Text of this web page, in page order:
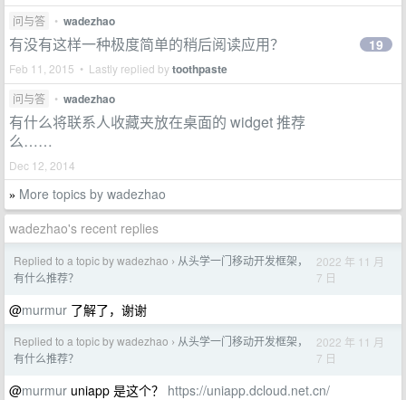
问与答 • wadezhao
有没有这样一种极度简单的稍后阅读应用？
Feb 11, 2015 • Lastly replied bytoothpaste
19
问与答 • wadezhao
有什么将联系人收藏夹放在桌面的 widget 推荐
么……
Dec 12, 2014
» More topics by wadezhao
wadezhao's recent replies
Replied to a topic by wadezhao › 从头学一门移动开发框架，
有什么推荐？
2022 年 11 月
7 日
@murmur 了解了，谢谢
Replied to a topic by wadezhao › 从头学一门移动开发框架，
有什么推荐？
2022 年 11 月
7 日
@murmur uniapp 是这个？ https://uniapp.dcloud.net.cn/